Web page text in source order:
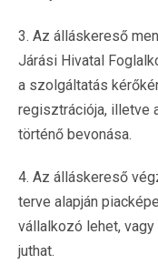
3. Az álláskereső
Járási Hivatal
a szolgáltatás
regisztrációja, illetve
történő bevonása.
4. Az álláskereső
terve alapján
vállalkozó lehet,
juthat.